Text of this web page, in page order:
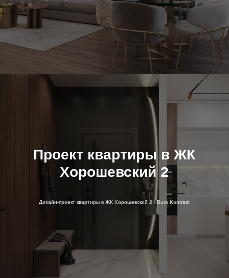
Проект квартиры в ЖК
Хорошевский 2
Дизайн-проект квартиры в ЖК Хорошевский 2 - Buro Kontrast